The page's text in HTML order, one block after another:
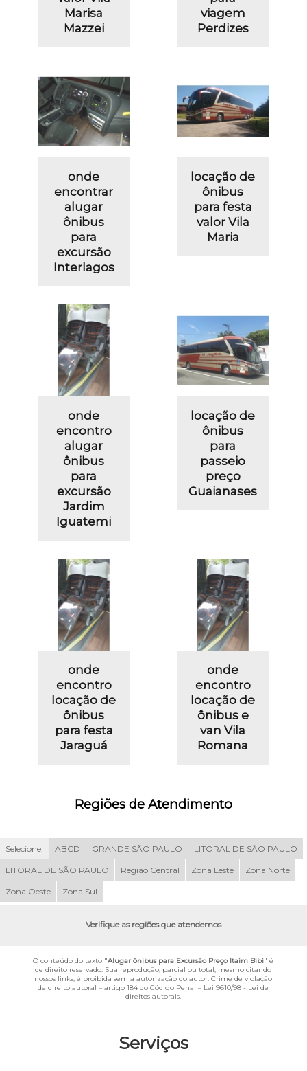
Serviços
Marisa
Mazzei
viagem
Perdizes
onde
encontrar
alugar
ônibus
para
excursão
Interlagos
locação de
ônibus
para festa
valor Vila
Maria
onde
encontro
alugar
ônibus
para
excursão
Jardim
Iguatemi
locação de
ônibus
para
passeio
preço
Guaianases
onde
encontro
locação de
ônibus
para festa
Jaraguá
onde
encontro
locação de
ônibus e
van Vila
Romana
Regiões de Atendimento
Selecione: ABCD GRANDE SÃO PAULO LITORAL DE SÃO PAULO
LITORAL DE SÃO PAULO Região Central Zona Leste Zona Norte
Zona Oeste Zona Sul
Verifique as regiões que atendemos
O conteúdo do texto "Alugar ônibus para Excursão Preço Itaim Bibi" é
de direito reservado. Sua reprodução, parcial ou total, mesmo citando
nossos links, é proibida sem a autorização do autor. Crime de violação
de direito autoral – artigo 184 do Código Penal – Lei 9610/98 - Lei de
direitos autorais.